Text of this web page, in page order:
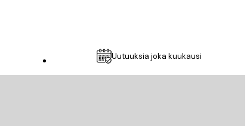
Uutuuksia joka kuukausi